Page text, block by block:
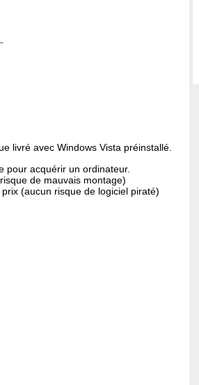
livré avec Windows Vista préinstallé.
pour acquérir un ordinateur.
de mauvais montage)
(aucun risque de logiciel piraté)